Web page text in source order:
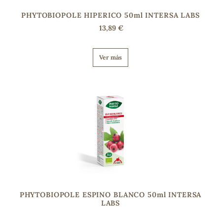
PHYTOBIOPOLE HIPERICO 50ml INTERSA LABS
13,89 €
Ver más
PHYTOBIOPOLE ESPINO BLANCO 50ml INTERSA
LABS